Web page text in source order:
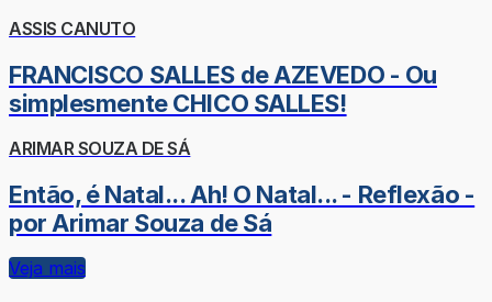
ASSIS CANUTO
FRANCISCO SALLES de AZEVEDO - Ou
simplesmente CHICO SALLES!
ARIMAR SOUZA DE SÁ
Então, é Natal... Ah! O Natal... - Reflexão -
por Arimar Souza de Sá
Veja mais